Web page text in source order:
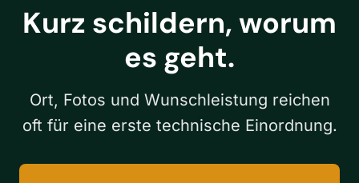
Kurz schildern, worum
es geht.
Ort, Fotos und Wunschleistung reichen
oft für eine erste technische Einordnung.